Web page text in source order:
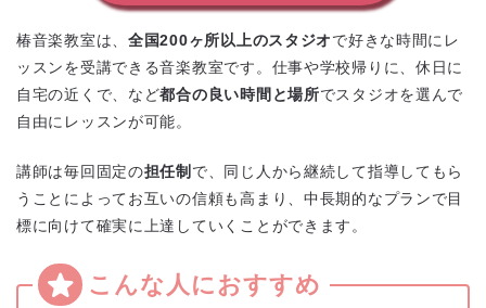
椿音楽教室は、全国200ヶ所以上のスタジオで好きな時間にレ
ッスンを受講できる音楽教室です。仕事や学校帰りに、休日に
自宅の近くで、など都合の良い時間と場所でスタジオを選んで
自由にレッスンが可能。
講師は毎回固定の担任制 で、同じ人から継続して指導してもら
うことによってお互いの信頼も高まり、中長期的なプランで目
標に向けて確実に上達していくことができます。